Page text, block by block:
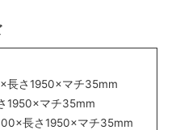
長さ1950×マチ35mm
1950×マチ35mm
長さ1950×マチ35mm